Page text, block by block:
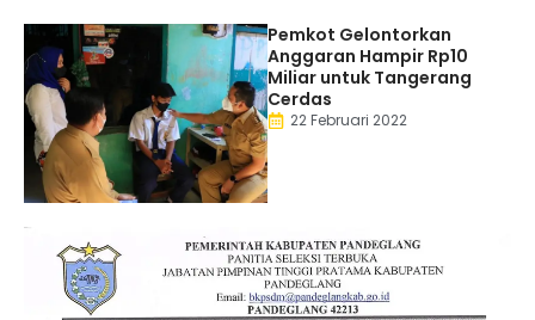
Pemkot Gelontorkan
Anggaran Hampir Rp10
Miliar untuk Tangerang
Cerdas
22 Februari 2022